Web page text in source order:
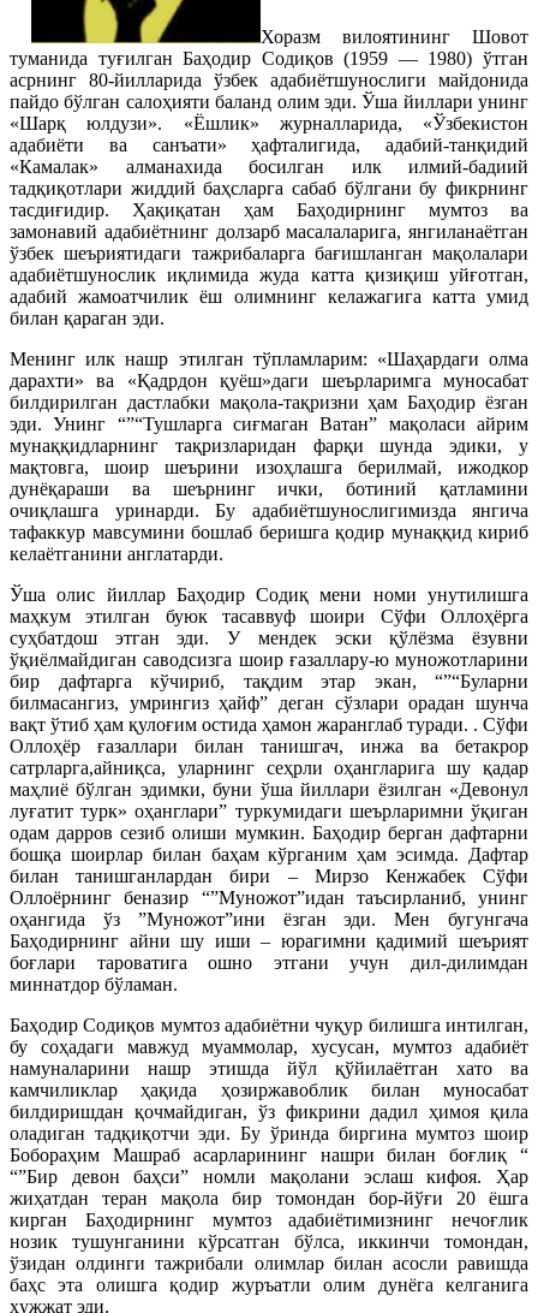
Хоразм вилоятининг Шовот
туманида туғилган Баҳодир Содиқов (1959 — 1980) ўтган
асрнинг 80-йилларида ўзбек адабиётшунослиги майдонида
пайдо бўлган салоҳияти баланд олим эди. Ўша йиллари унинг
«Шарқ юлдузи». «Ёшлик» журналларида, «Ўзбекистон
адабиёти ва санъати» ҳафталигида, адабий-танқидий
«Камалак» алманахида босилган илк илмий-бадиий
тадқиқотлари жиддий баҳсларга сабаб бўлгани бу фикрнинг
тасдиғидир. Ҳақиқатан ҳам Баҳодирнинг мумтоз ва
замонавий адабиётнинг долзарб масалаларига, янгиланаётган
ўзбек шеъриятидаги тажрибаларга бағишланган мақолалари
адабиётшунослик иқлимида жуда катта қизиқиш уйғотган,
адабий жамоатчилик ёш олимнинг келажагига катта умид
билан қараган эди.
Менинг илк нашр этилган тўпламларим: «Шаҳардаги олма
дарахти» ва «Қадрдон қуёш»даги шеърларимга муносабат
билдирилган дастлабки мақола-тақризни ҳам Баҳодир ёзган
эди. Унинг “”“Тушларга сиғмаган Ватан” мақоласи айрим
мунаққидларнинг тақризларидан фарқи шунда эдики, у
мақтовга, шоир шеърини изоҳлашга берилмай, ижодкор
дунёқараши ва шеърнинг ички, ботиний қатламини
очиқлашга уринарди. Бу адабиётшунослигимизда янгича
тафаккур мавсумини бошлаб беришга қодир мунаққид кириб
келаётганини англатарди.
Ўша олис йиллар Баҳодир Содиқ мени номи унутилишга
маҳкум этилган буюк тасаввуф шоири Сўфи Оллоҳёрга
суҳбатдош этган эди. У мендек эски қўлёзма ёзувни
ўқиёлмайдиган саводсизга шоир ғазаллару-ю муножотларини
бир дафтарга кўчириб, тақдим этар экан, “”“Буларни
билмасангиз, умрингиз ҳайф” деган сўзлари орадан шунча
вақт ўтиб ҳам қулоғим остида ҳамон жаранглаб туради. . Сўфи
Оллоҳёр ғазаллари билан танишгач, инжа ва бетакрор
сатрларга,айниқса, уларнинг сеҳрли оҳангларига шу қадар
маҳлиё бўлган эдимки, буни ўша йиллари ёзилган «Девонул
луғатит турк» оҳанглари” туркумидаги шеърларимни ўқиган
одам дарров сезиб олиши мумкин. Баҳодир берган дафтарни
бошқа шоирлар билан баҳам кўрганим ҳам эсимда. Дафтар
билан танишганлардан бири – Мирзо Кенжабек Сўфи
Оллоёрнинг беназир “”Муножот”идан таъсирланиб, унинг
оҳангида ўз ”Муножот”ини ёзган эди. Мен бугунгача
Баҳодирнинг айни шу иши – юрагимни қадимий шеърият
боғлари тароватига ошно этгани учун дил-дилимдан
миннатдор бўламан.
Баҳодир Содиқов мумтоз адабиётни чуқур билишга интилган,
бу соҳадаги мавжуд муаммолар, хусусан, мумтоз адабиёт
намуналарини нашр этишда йўл қўйилаётган хато ва
камчиликлар ҳақида ҳозиржавоблик билан муносабат
билдиришдан қочмайдиган, ўз фикрини дадил ҳимоя қила
оладиган тадқиқотчи эди. Бу ўринда биргина мумтоз шоир
Бобораҳим Машраб асарларининг нашри билан боғлиқ “
“”Бир девон баҳси” номли мақолани эслаш кифоя. Ҳар
жиҳатдан теран мақола бир томондан бор-йўғи 20 ёшга
кирган Баҳодирнинг мумтоз адабиётимизнинг нечоғлик
нозик тушунганини кўрсатган бўлса, иккинчи томондан,
ўзидан олдинги тажрибали олимлар билан асосли равишда
баҳс эта олишга қодир журъатли олим дунёга келганига
ҳужжат эди.